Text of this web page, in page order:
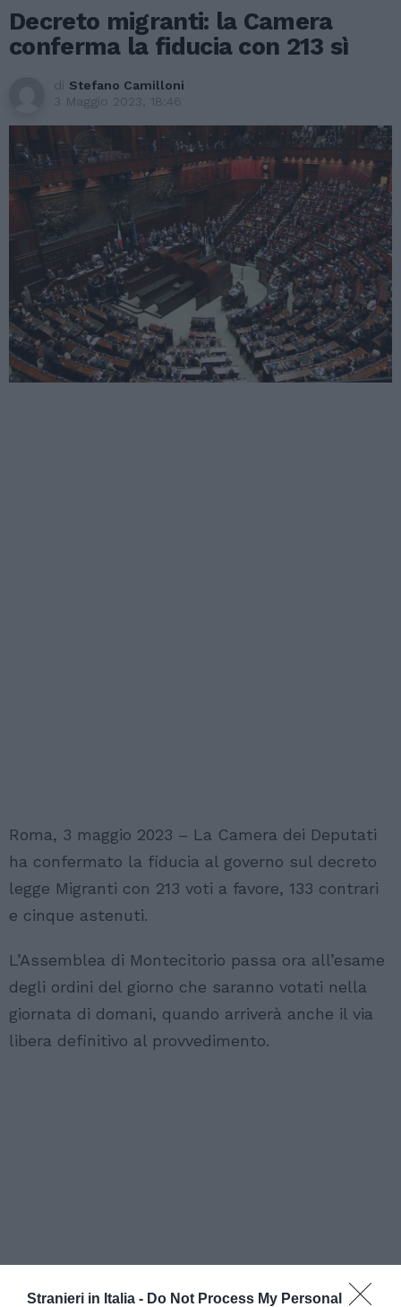
Stranieri in Italia - Do Not Process My Personal
Decreto migranti: la Camera
conferma la fiducia con 213 sì
di Stefano Camilloni
3 Maggio 2023, 18:46
Roma, 3 maggio 2023 – La Camera dei Deputati
ha confermato la fiducia al governo sul decreto
legge Migranti con 213 voti a favore, 133 contrari
e cinque astenuti.
L’Assemblea di Montecitorio passa ora all’esame
degli ordini del giorno che saranno votati nella
giornata di domani, quando arriverà anche il via
libera definitivo al provvedimento.